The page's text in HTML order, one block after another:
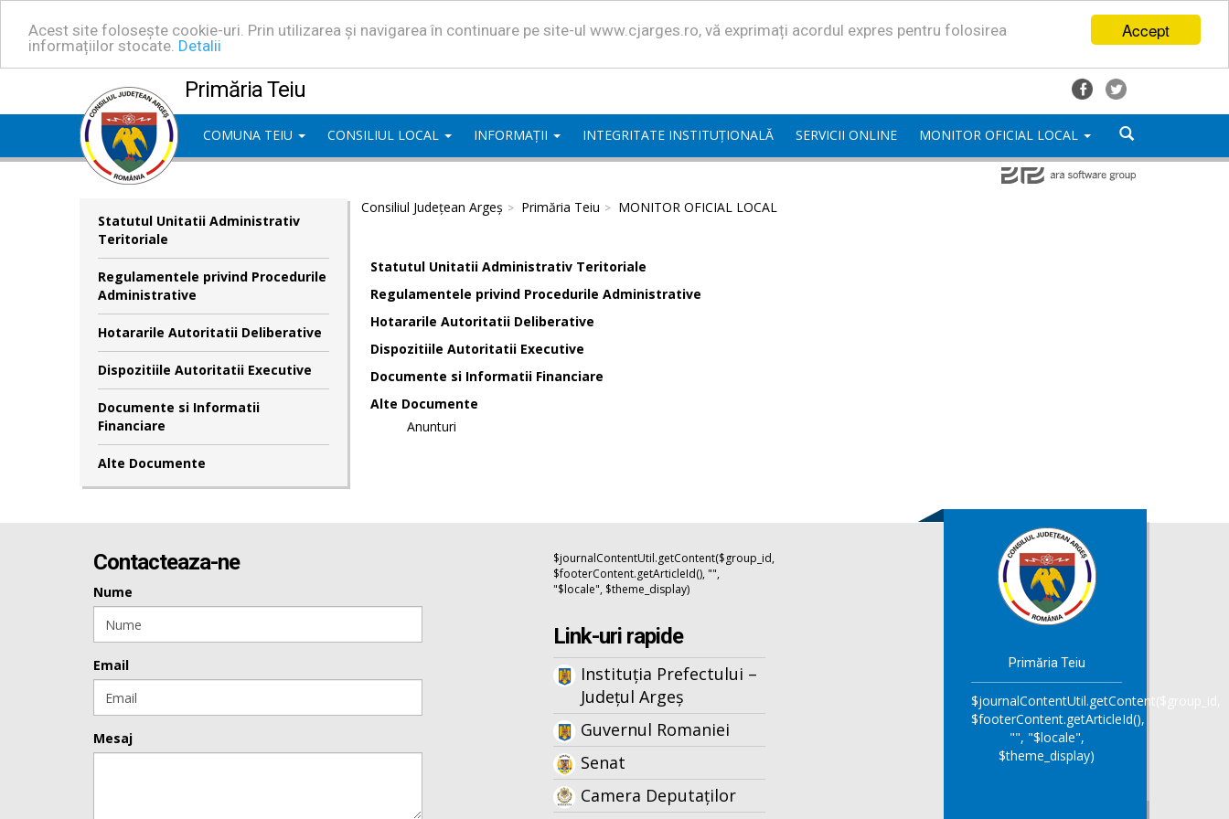
Accept
Acest site folosește cookie-uri. Prin utilizarea și navigarea în continuare pe site-ul www.cjarges.ro, vă exprimați acordul expres pentru folosirea
informațiilor stocate. Detalii
Primăria Teiu
COMUNA TEIU CONSILIUL LOCAL INFORMAȚII INTEGRITATE INSTITUȚIONALĂ SERVICII ONLINE MONITOR OFICIAL LOCAL
Statutul Unitatii Administrativ
Teritoriale
Regulamentele privind Procedurile
Administrative
Hotararile Autoritatii Deliberative
Dispozitiile Autoritatii Executive
Documente si Informatii
Financiare
Alte Documente
Consiliul Județean Argeș Primăria Teiu MONITOR OFICIAL LOCAL
Statutul Unitatii Administrativ Teritoriale
Regulamentele privind Procedurile Administrative
Hotararile Autoritatii Deliberative
Dispozitiile Autoritatii Executive
Documente si Informatii Financiare
Alte Documente
Anunturi
Contacteaza-ne
Nume
Email
Mesaj
$journalContentUtil.getContent($group_id,
$footerContent.getArticleId(), "",
"$locale", $theme_display)
Link-uri rapide
Instituția Prefectului –
Județul Argeș
Guvernul Romaniei
Senat
Camera Deputaților
Primăria Teiu
$journalContentUtil.getContent($group_id,
$footerContent.getArticleId(),
"", "$locale",
$theme_display)